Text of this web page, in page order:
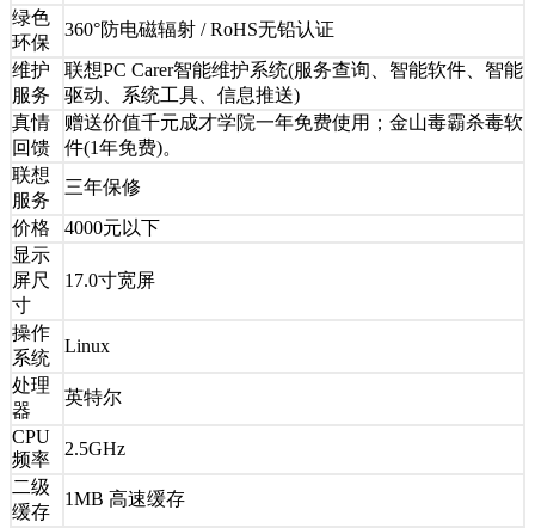
绿色
环保
360°防电磁辐射 / RoHS无铅认证
维护
服务
联想PC Carer智能维护系统(服务查询、智能软件、智能
驱动、系统工具、信息推送)
真情
回馈
赠送价值千元成才学院一年免费使用；金山毒霸杀毒软
件(1年免费)。
联想
服务
三年保修
价格
4000元以下
显示
屏尺
寸
17.0寸宽屏
操作
系统
Linux
处理
器
英特尔
CPU
频率
2.5GHz
二级
缓存
1MB 高速缓存